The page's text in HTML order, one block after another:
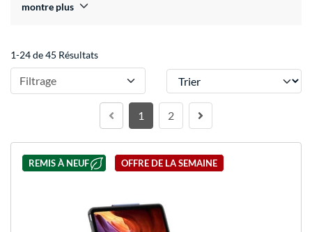
montre plus
1-24 de 45 Résultats
Filtrage Trier
1 2
REMIS À NEUF OFFRE DE LA SEMAINE